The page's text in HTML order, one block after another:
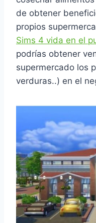
de obtener
propios
Sims 4 vida en el
podrías obtener
supermercado los
verduras..) en el